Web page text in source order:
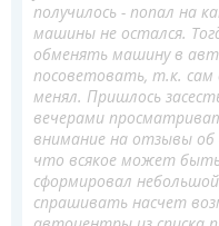
получилось - попал на
машины не остался.
обменять машину в
посоветовать, т.к. сам
менял. Пришлось
вечерами
внимание на отзывы об
что всякое может
сформировал
спрашивать насчет